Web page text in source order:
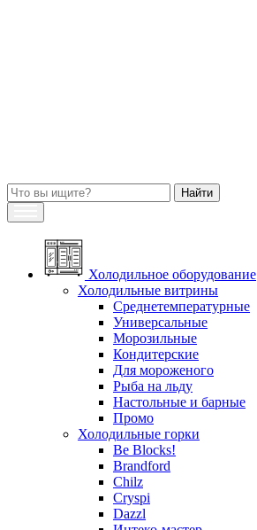
Холодильное оборудование
Холодильные витрины
Среднетемпературные
Универсальные
Морозильные
Кондитерские
Для мороженого
Рыба на льду
Настольные и барные
Промо
Холодильные горки
Be Blocks!
Brandford
Chilz
Cryspi
Dazzl